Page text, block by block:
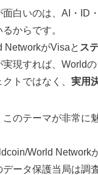
白いのは、AI・ID
からです。
NetworkがVisaと ス
現すれば、World
トではなく、 実用
のテーマが非常に
World Network
ータ保護当局は調